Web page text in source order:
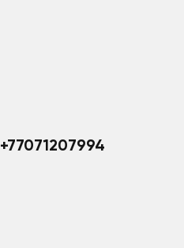
+77071207994